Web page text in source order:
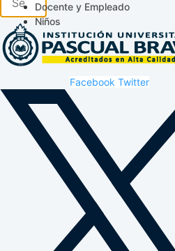
Docente y Empleado
Niños
Facebook Twitter